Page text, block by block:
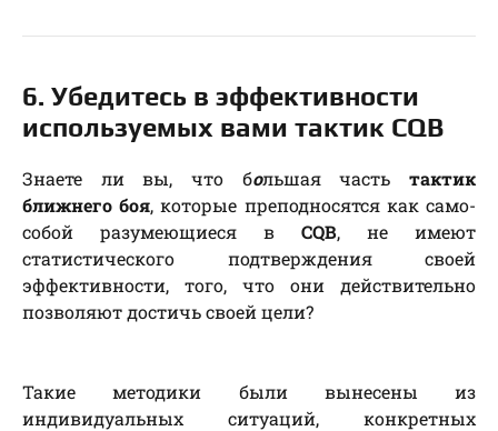
6. Убедитесь в эффективности
используемых вами тактик CQB
Знаете ли вы, что большая частьтактик
ближнего боя, которые преподносятся как само-
собой разумеющиеся в CQB, не имеют
статистического подтверждения своей
эффективности, того, что они действительно
позволяют достичь своей цели?
Такие методики были вынесены из
индивидуальных ситуаций, конкретных